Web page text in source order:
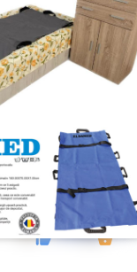
497
thumb_up shopping_basket